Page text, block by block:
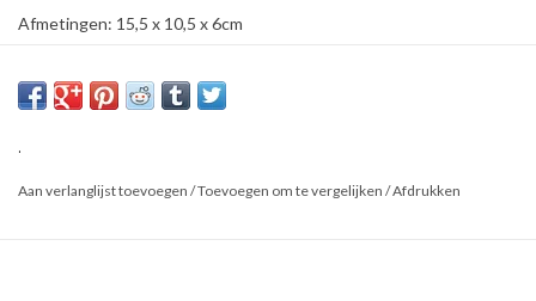
Afmetingen: 15,5 x 10,5 x 6cm
.
Aan verlanglijst toevoegen /Toevoegen om te vergelijken /Afdrukken